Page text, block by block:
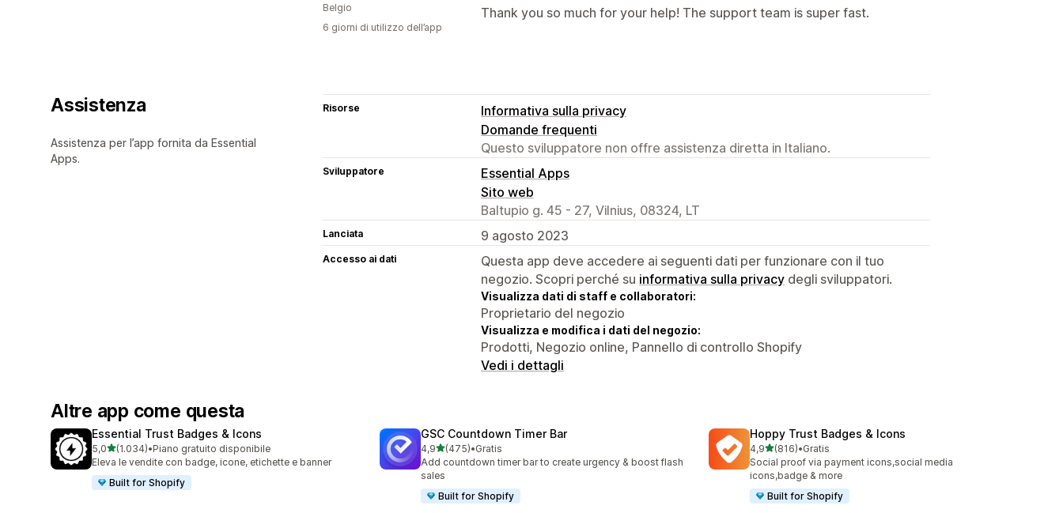
Thank you so much for your help! The support team is super fast.
Belgio
6 giorni di utilizzo dell’app
Assistenza
Assistenza per l’app fornita da Essential
Apps.
Risorse
Informativa sulla privacy
Domande frequenti
Questo sviluppatore non offre assistenza diretta in Italiano.
Sviluppatore
Essential Apps
Sito web
Baltupio g. 45 - 27, Vilnius, 08324, LT
Lanciata 9 agosto 2023
Accesso ai dati
Questa app deve accedere ai seguenti dati per funzionare con il tuo
negozio. Scopri perché su informativa sulla privacy degli sviluppatori.
Visualizza dati di staff e collaboratori:
Proprietario del negozio
Visualizza e modifica i dati del negozio:
Prodotti, Negozio online, Pannello di controllo Shopify
Vedi i dettagli
Altre app come questa
Essential Trust Badges & Icons
5,0stelle su 5
(1.034)
1034 recensioni totali
•Piano gratuito disponibile
Eleva le vendite con badge, icone, etichette e banner
Built for Shopify
GSC Countdown Timer Bar
4,9stelle su 5
(475)
475 recensioni totali
•Gratis
Add countdown timer bar to create urgency & boost flash
sales
Built for Shopify
Hoppy Trust Badges & Icons
4,9stelle su 5
(816)
816 recensioni totali
•Gratis
Social proof via payment icons,social media
icons,badge & more
Built for Shopify